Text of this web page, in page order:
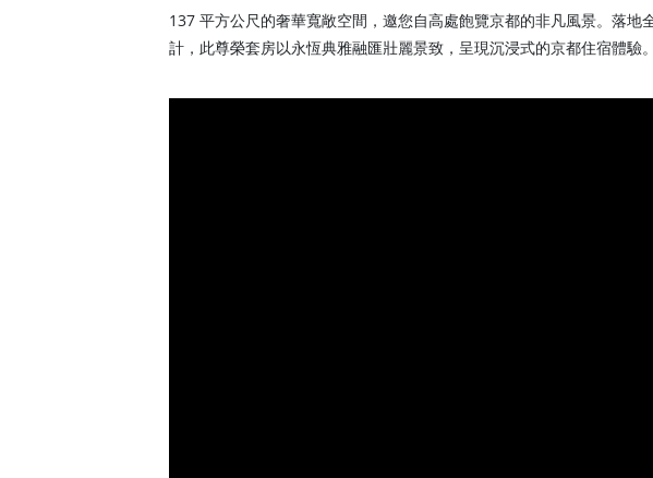
137 平方公尺的奢華寬敞空間，邀您自高處飽覽京都的非凡風景。落
計，此尊榮套房以永恆典雅融匯壯麗景致，呈現沉浸式的京都住宿體驗。